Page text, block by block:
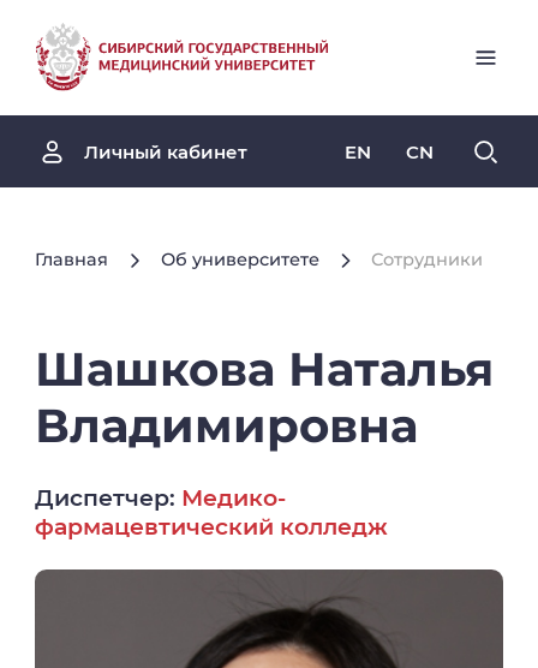
Личный кабинет EN CN
Главная Об университете Сотрудники
Шашкова Наталья
Владимировна
Диспетчер: Медико-
фармацевтический колледж